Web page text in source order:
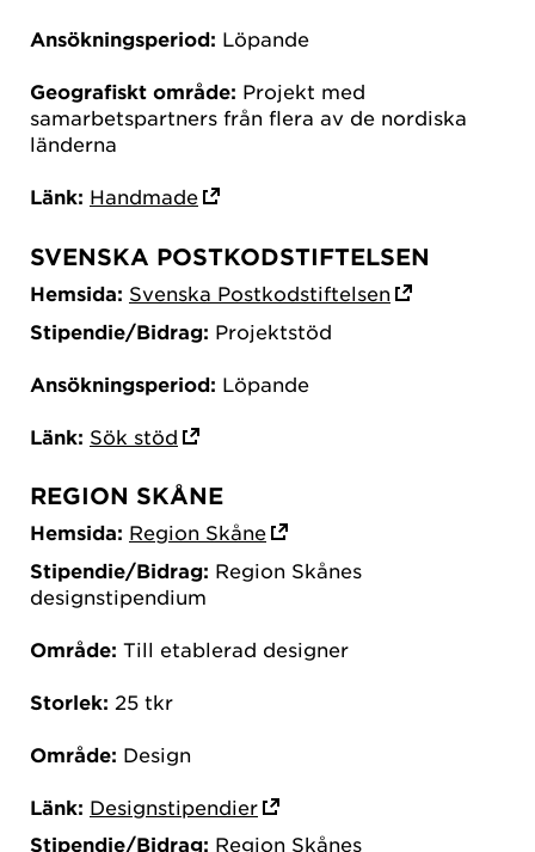
Ansökningsperiod: Löpande
Geografiskt område: Projekt med
samarbetspartners från flera av de nordiska
länderna
Länk: Handmade
SVENSKA POSTKODSTIFTELSEN
Hemsida: Svenska Postkodstiftelsen
Stipendie/Bidrag: Projektstöd
Ansökningsperiod: Löpande
Länk: Sök stöd
REGION SKÅNE
Hemsida: Region Skåne
Stipendie/Bidrag: Region Skånes
designstipendium
Område: Till etablerad designer
Storlek: 25 tkr
Område: Design
Länk: Designstipendier
Stipendie/Bidrag: Region Skånes